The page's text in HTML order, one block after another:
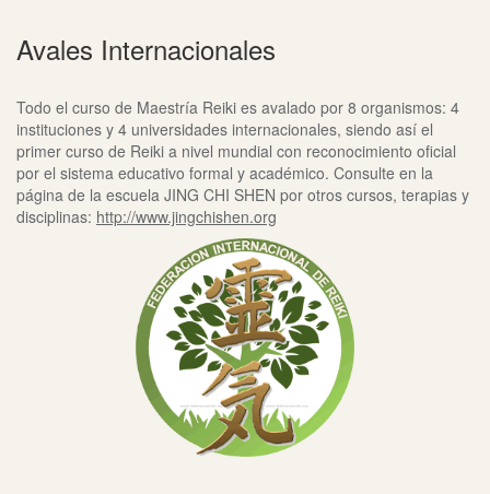
Avales Internacionales
Todo el curso de Maestría Reiki es avalado por 8 organismos: 4
instituciones y 4 universidades internacionales, siendo así el
primer curso de Reiki a nivel mundial con reconocimiento oficial
por el sistema educativo formal y académico. Consulte en la
página de la escuela JING CHI SHEN por otros cursos, terapias y
disciplinas: http://www.jingchishen.org